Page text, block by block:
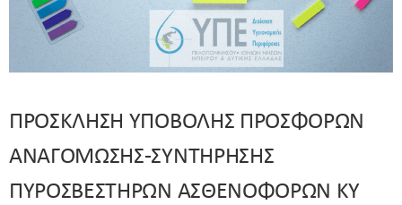
ΠΡΟΣΚΛΗΣΗ ΥΠΟΒΟΛΗΣ ΠΡΟΣΦΟΡΩΝ
ΑΝΑΓΟΜΩΣΗΣ-ΣΥΝΤΗΡΗΣΗΣ
ΠΥΡΟΣΒΕΣΤΗΡΩΝ ΑΣΘΕΝΟΦΟΡΩΝ ΚΥ